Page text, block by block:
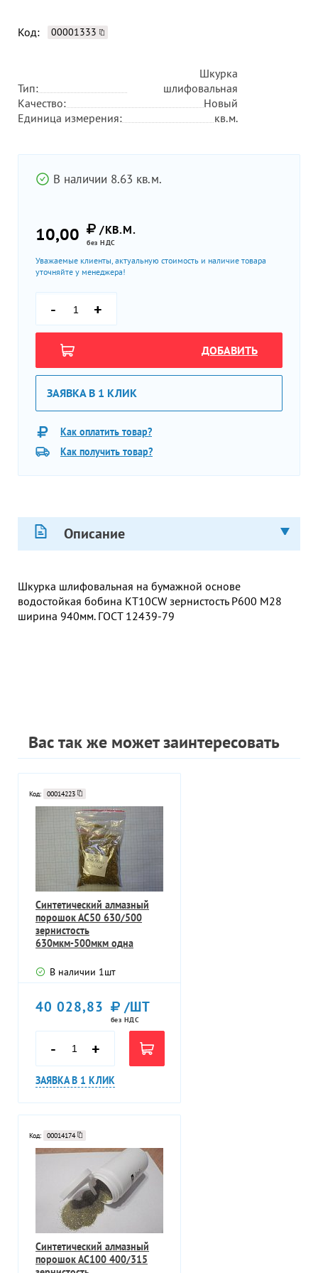
Код: 00001333
Тип:
Шкурка
шлифовальная
Качество:
Новый
Единица измерения:
кв.м.
В наличии 8.63 кв.м.
10,00 /КВ.М.
без НДС
Уважаемые клиенты, актуальную стоимость и наличие товара
уточняйте у менеджера!
- +
ДОБАВИТЬ
ЗАЯВКА В 1 КЛИК
Как оплатить товар?
Как получить товар?
Описание
Шкурка шлифовальная на бумажной основе
водостойкая бобина КТ10СW зернистость Р600 М28
ширина 940мм. ГОСТ 12439-79
Вас так же может заинтересовать
Код: 00014223
Синтетический алмазный
порошок АС50 630/500
зернистость
630мкм-500мкм одна
В наличии 1шт
40 028,83 /ШТ
без НДС
- +
ЗАЯВКА В 1 КЛИК
Код: 00014174
Синтетический алмазный
порошок АС100 400/315